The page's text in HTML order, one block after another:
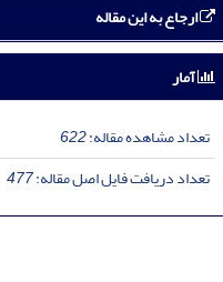
ارجاع به این مقاله
آمار
تعداد مشاهده مقاله:622
تعداد دریافت فایل اصل مقاله:477